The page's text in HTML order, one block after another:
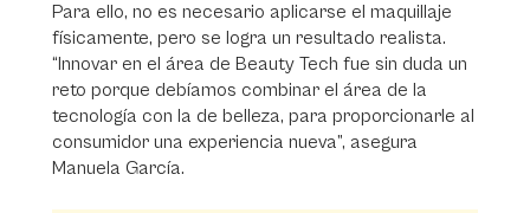
Para ello, no es necesario aplicarse el maquillaje
físicamente, pero se logra un resultado realista.
“Innovar en el área de Beauty Tech fue sin duda un
reto porque debíamos combinar el área de la
tecnología con la de belleza, para proporcionarle al
consumidor una experiencia nueva”, asegura
Manuela García.